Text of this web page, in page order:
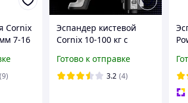
Cornix
7-16
(9)
Эспандер кистевой
Cornix 10-100 кг с
нагрузкой и счетчиком
XR-0276 Black/Grey
Готово к отправке
3.2 (4)
и